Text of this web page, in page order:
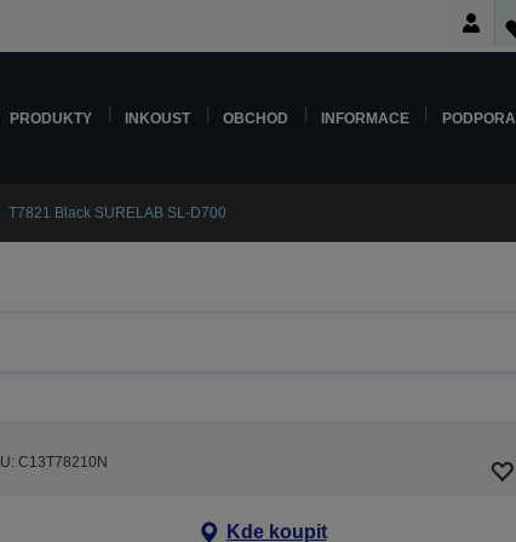
PRODUKTY INKOUST OBCHOD INFORMACE PODPORA
T7821 Black SURELAB SL-D700
C13T78210N
Kde koupit